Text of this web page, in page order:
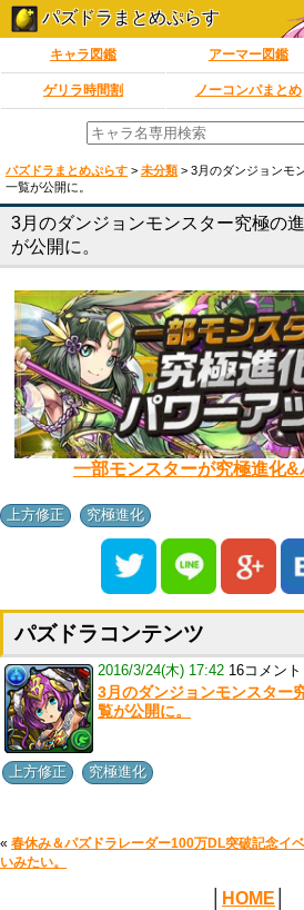
パズドラまとめぷらす
キャラ図鑑 アーマー図鑑
ゲリラ時間割 ノーコンパまとめ
パズドラまとめぷらす > 未分類 > 3月のダンジョンモ
一覧が公開に。
3月のダンジョンモンスター究極の
が公開に。
一部モンスターが究極進化&
上方修正 究極進化
パズドラコンテンツ
2016/3/24(木) 17:42 16コメント
3月のダンジョンモンスター
覧が公開に。
上方修正 究極進化
« 春休み＆パズドラレーダー100万DL突破記念イ
いみたい。
HOME